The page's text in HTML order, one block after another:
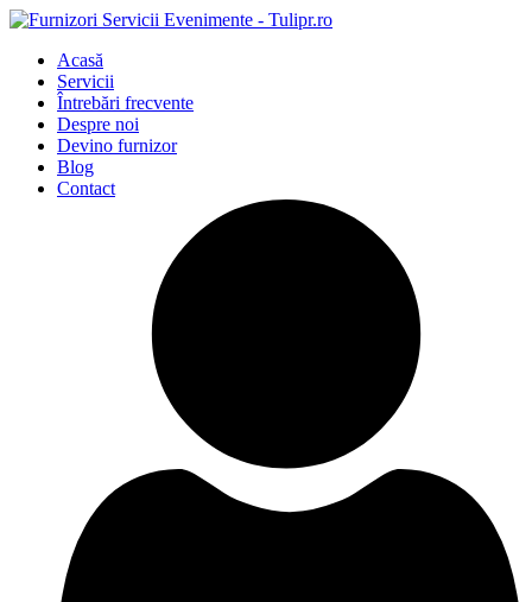
Acasă
Servicii
Întrebări frecvente
Despre noi
Devino furnizor
Blog
Contact